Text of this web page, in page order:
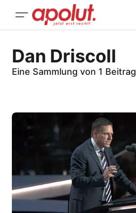
Dan Driscoll
Eine Sammlung von 1 Beitrag